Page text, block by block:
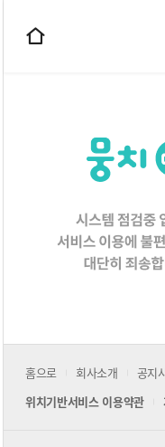
홈
홈으로 회사소개 공지
위치기반서비스 이용약관